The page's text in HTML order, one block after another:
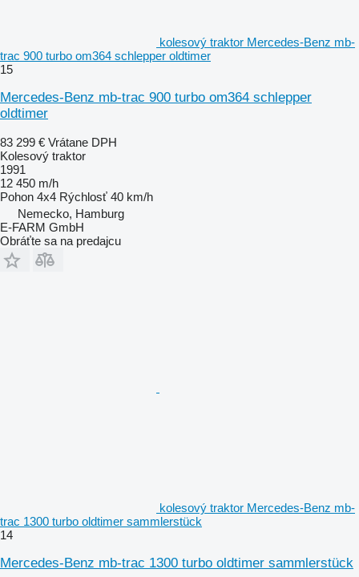
kolesový traktor Mercedes-Benz mb-
trac 900 turbo om364 schlepper oldtimer
15
Mercedes-Benz mb-trac 900 turbo om364 schlepper
oldtimer
83 299 € Vrátane DPH
Kolesový traktor
1991
12 450 m/h
Pohon 4x4 Rýchlosť 40 km/h
Nemecko, Hamburg
E-FARM GmbH
Obráťte sa na predajcu
kolesový traktor Mercedes-Benz mb-
trac 1300 turbo oldtimer sammlerstück
14
Mercedes-Benz mb-trac 1300 turbo oldtimer sammlerstück